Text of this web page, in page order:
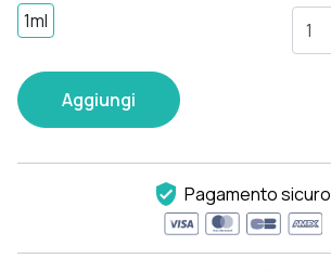
1ml
Aggiungi
Pagamento sicuro